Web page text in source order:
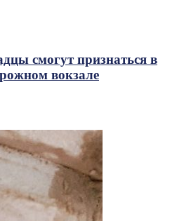
смогут признаться в
вокзале